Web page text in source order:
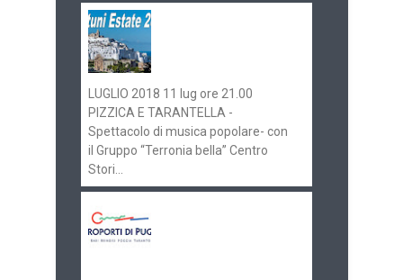
LUGLIO 2018 11 lug ore 21.00
PIZZICA E TARANTELLA -
Spettacolo di musica popolare- con
il Gruppo “Terronia bella” Centro
Stori...